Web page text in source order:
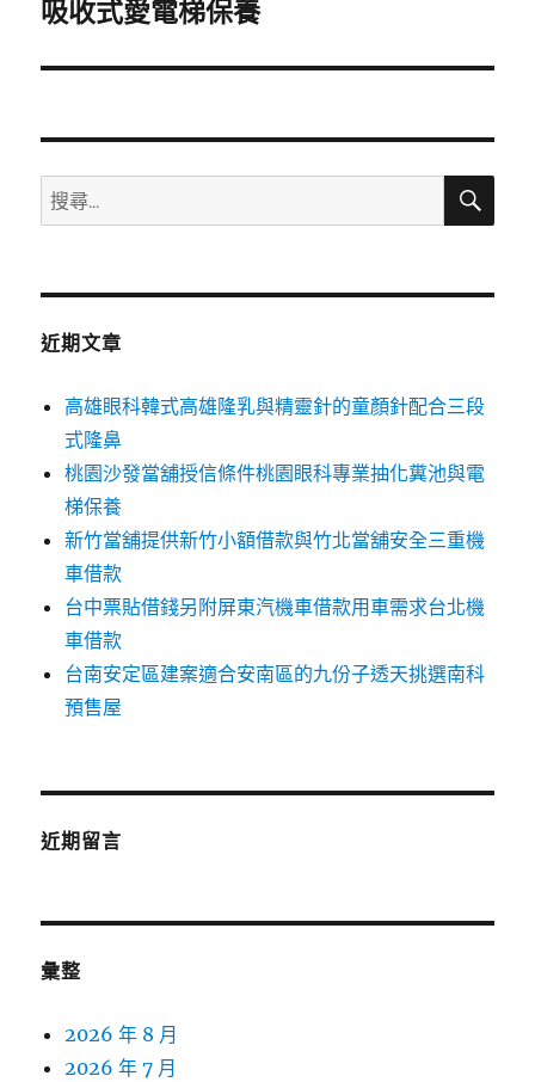
一
文
吸收式愛電梯保養
搜
尋
鍵
搜
近期文章
高雄眼科韓式高雄隆乳與精靈針的童顏針配合三段
式隆鼻
桃園沙發當舖授信條件桃園眼科專業抽化糞池與電
梯保養
新竹當舖提供新竹小額借款與竹北當舖安全三重機
車借款
台中票貼借錢另附屏東汽機車借款用車需求台北機
車借款
台南安定區建案適合安南區的九份子透天挑選南科
預售屋
近期留言
彙整
2026 年 8 月
2026 年 7 月